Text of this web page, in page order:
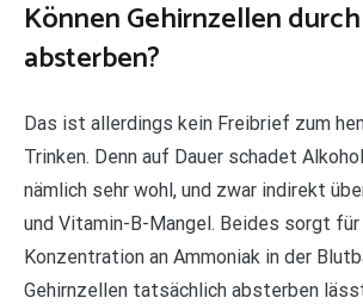
Können Gehirnzellen
absterben?
Das ist allerdings kein Freibrief zum
Trinken. Denn auf Dauer schadet
nämlich sehr wohl, und zwar indirekt
und Vitamin-B-Mangel. Beides sorgt für
Konzentration an Ammoniak in der
Gehirnzellen tatsächlich absterben